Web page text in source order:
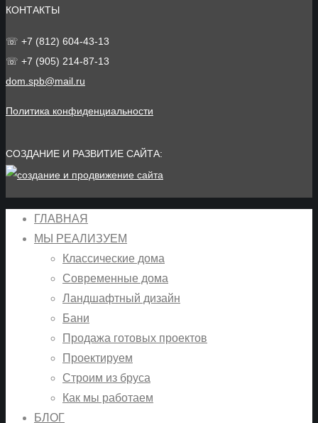
КОНТАКТЫ
☏ +7 (812) 604-43-13
☏ +7 (905) 214-87-13
dom.spb@mail.ru
Политика конфиденциальности
СОЗДАНИЕ И РАЗВИТИЕ САЙТА:
ГЛАВНАЯ
МЫ РЕАЛИЗУЕМ
Классические дома
Современные дома
Ландшафтный дизайн
Бани
Продажа готовых проектов
Проектируем
Строим из бруса
Как мы работаем
БЛОГ